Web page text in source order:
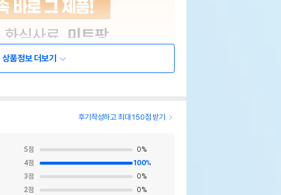
상품정보 더보기
후기작성하고 최대 150점 받기
5점 0%
4점 100%
3점 0%
2점 0%